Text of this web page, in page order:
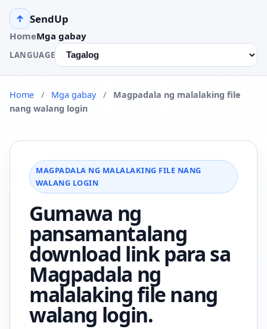
↑ SendUp
HomeMga gabay
LANGUAGE
Home / Mga gabay /
Magpadala ng malalaking file
nang walang login
MAGPADALA NG MALALAKING FILE NANG
WALANG LOGIN
Gumawa ng
pansamantalang
download link para sa
Magpadala ng
malalaking file nang
walang login.